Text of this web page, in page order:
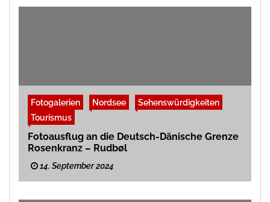
Fotogalerien Nordsee
Sehenswürdigkeiten
Tourismus
Fotoausflug an die Deutsch-Dänische Grenze
Rosenkranz – Rudbøl
14. September 2024